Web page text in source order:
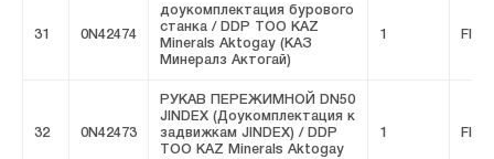
31 0N42474
доукомплектация бурового
станка / DDP ТОО KAZ
Minerals Aktogay (КАЗ
Минералз Актогай)
1 FIVE
32 0N42473
РУКАВ ПЕРЕЖИМНОЙ DN50
JINDEX (Доукомплектация к
задвижкам JINDEX) / DDP
ТОО KAZ Minerals Aktogay
1 FIVE